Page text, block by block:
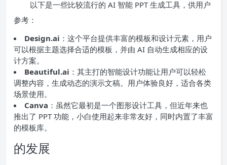
以下是一些比较流行的 AI 智能 PPT 生成工具，供用户
参考：
Design.ai ：这个平台提供丰富的模板和设计元素，用户
可以根据主题选择合适的模板，并由 AI 自动生成相应的设
计方案。
Beautiful.ai ：其主打的智能设计功能让用户可以轻松
调整内容，生成动态的演示文稿。用户体验良好，适合各类
场景使用。
Canva ：虽然它最初是一个图形设计工具，但近年来也
推出了 PPT 功能，小白使用起来非常友好，同时内置了丰富
的模板库。
的发展